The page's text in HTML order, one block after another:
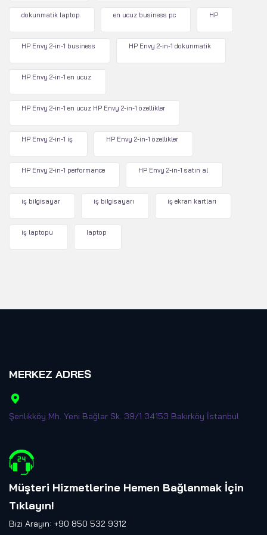
dokunmatik laptop en ucuz business pc HP
HP Envy 2-in-1 business HP Envy 2-in-1 dokunmatik
HP Envy 2-in-1 en ucuz
HP Envy 2-in-1 en ucuz HP Envy 2-in-1 özellikler
HP Envy 2-in-1 iş HP Envy 2-in-1 özellikler
HP Envy 2-in-1 performance HP Envy 2-in-1 satın al
iş bilgisayar iş bilgisayarı iş ekran kartları
iş laptopu laptop
MERKEZ ADRES
Şenlikköy Mh. Yeni Bağlar Sk. 39/1 34153 Bakırköy İstanbul
Müşteri Hizmetlerine Hemen Bağlanmak İçin
Tıklayın!
Bizi Arayın: +90 850 532 9312